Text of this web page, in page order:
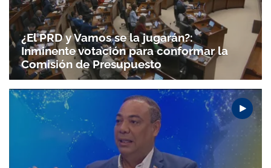
¿El PRD y Vamos se la jugarán?:
Inminente votación para conformar la
Comisión de Presupuesto